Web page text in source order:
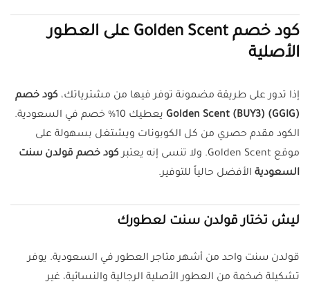
كود خصم Golden Scent على العطور
الأصلية
إذا تدور على طريقة مضمونة توفر فيها من مشترياتك، كود خصم
Golden Scent (BUY3) (GGIG)
يعطيك 10% خصم في السعودية.
الكود مقدم حصري من كل الكوبونات ويشتغل بسهولة على
موقع Golden Scent. ولا تنسى إنه يعتبر
كود خصم قولدن سنت
السعودية الأفضل حالياً للتوفير.
ليش تختار قولدن سنت لعطورك
قولدن سنت واحد من أشهر متاجر العطور في السعودية. يوفر
تشكيلة ضخمة من العطور الأصلية الرجالية والنسائية، غير